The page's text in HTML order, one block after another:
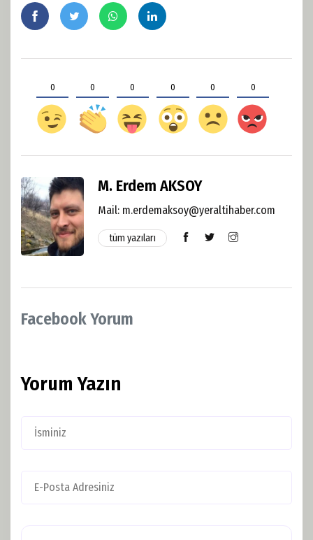
0 0 0 0 0 0
M. Erdem AKSOY
Mail: m.erdemaksoy@yeraltihaber.com
tüm yazıları
Facebook Yorum
Yorum Yazın